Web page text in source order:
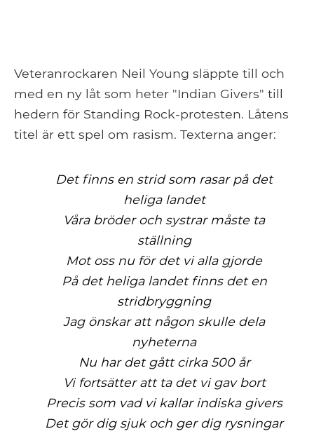
Veteranrockaren Neil Young släppte till och
med en ny låt som heter "Indian Givers" till
hedern för Standing Rock-protesten. Låtens
titel är ett spel om rasism. Texterna anger:
Det finns en strid som rasar på det
heliga landet
Våra bröder och systrar måste ta
ställning
Mot oss nu för det vi alla gjorde
På det heliga landet finns det en
stridbryggning
Jag önskar att någon skulle dela
nyheterna
Nu har det gått cirka 500 år
Vi fortsätter att ta det vi gav bort
Precis som vad vi kallar indiska givers
Det gör dig sjuk och ger dig rysningar